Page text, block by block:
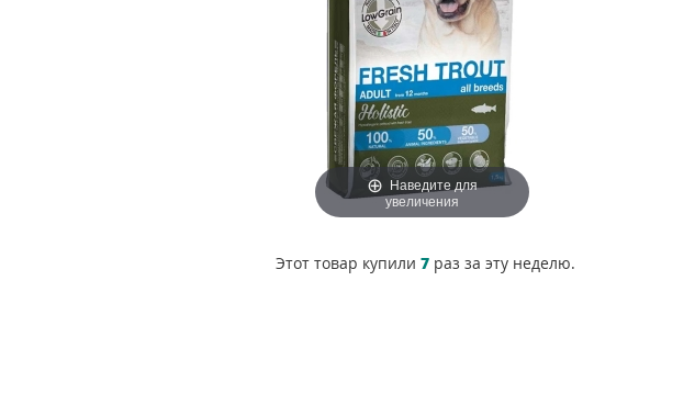
Наведите для
увеличения
Этот товар купили 7раз за эту неделю.